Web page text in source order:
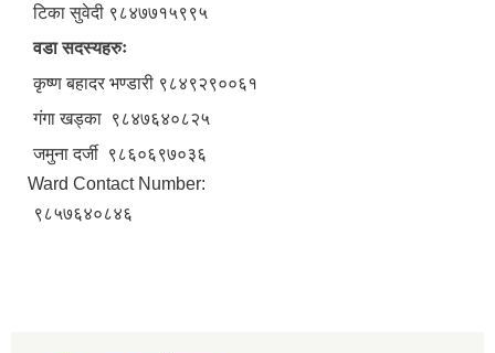
टिका सुवेदी ९८४७७१५९९५
वडा सदस्यहरुः
कृष्ण बहादर भण्डारी ९८४९२९००६१
गंगा खड्का ९८४७६४०८२५
जमुना दर्जी ९८६०६९७०३६
Ward Contact Number:
९८५७६४०८४६